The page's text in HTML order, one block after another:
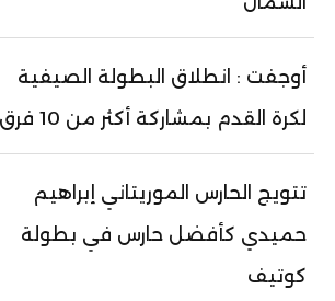
أوجفت : انطلاق البطولة الصيفية
لكرة القدم بمشاركة أكثر من 10 فرق
تتويج الحارس الموريتاني إبراهيم
حميدي كأفضل حارس في بطولة
كوتيف